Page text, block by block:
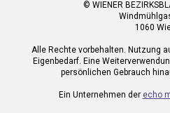
© WIENER
1060
Alle Rechte vorbehalten. Nutzung
Eigenbedarf. Eine
persönlichen Gebrauch
Ein Unternehmen der echo